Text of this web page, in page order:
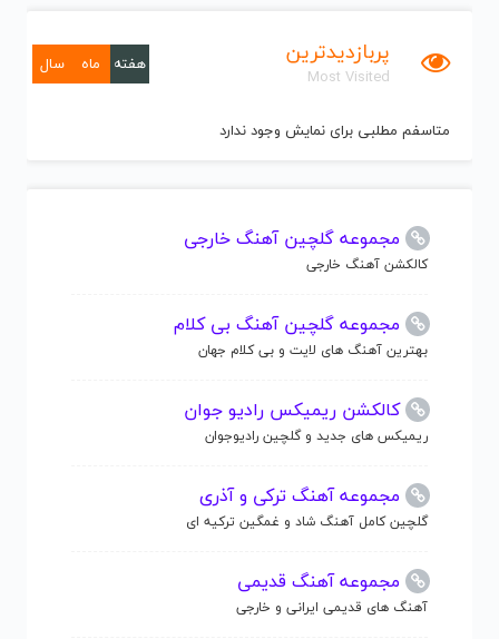
پربازدیدترین
Most Visited
هفته ماه سال
متاسفم مطلبی برای نمایش وجود ندارد
مجموعه گلچین آهنگ خارجی
کالکشن آهنگ خارجی
مجموعه گلچین آهنگ بی کلام
بهترین آهنگ های لایت و بی کلام جهان
کالکشن ریمیکس رادیو جوان
ریمیکس های جدید و گلچین رادیوجوان
مجموعه آهنگ ترکی و آذری
گلچین کامل آهنگ شاد و غمگین ترکیه ای
مجموعه آهنگ قدیمی
آهنگ های قدیمی ایرانی و خارجی